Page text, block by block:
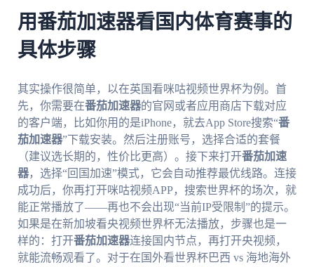
用番茄加速器看国内体育赛事的
具体步骤
其实操作很简单，以在英国看咪咕视频世界杯为例。首
先，你需要在番茄加速器的官网或者应用商店下载对应
的客户端，比如你用的是iPhone，就去App Store搜索“番
茄加速器”下载安装。然后注册账号，选择合适的套餐
（建议选长期的，性价比更高）。接下来打开番茄加速
器，选择“回国加速”模式，它会自动推荐最优线路。连接
成功后，你再打开咪咕视频APP，搜索世界杯的场次，就
能正常播放了——再也不会出现“当前IP受限制”的提示。
如果是在新加坡看央视频世界杯无法播放，步骤也是一
样的：打开番茄加速器连接国内节点，再打开央视频，
就能流畅观看了。对于在国外看世界杯巴西 vs 海地海外